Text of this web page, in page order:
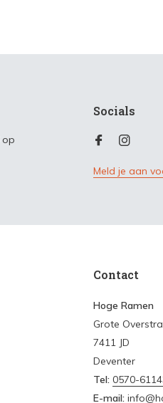
op
Socials
Meld je aan
Contact
Hoge Ramen
Grote
7411 JD
Deventer
Tel: 0570-
E-mail: